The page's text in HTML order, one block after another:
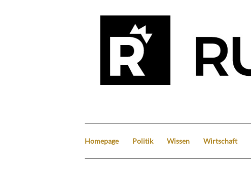
Homepage Politik Wissen Wirtschaft